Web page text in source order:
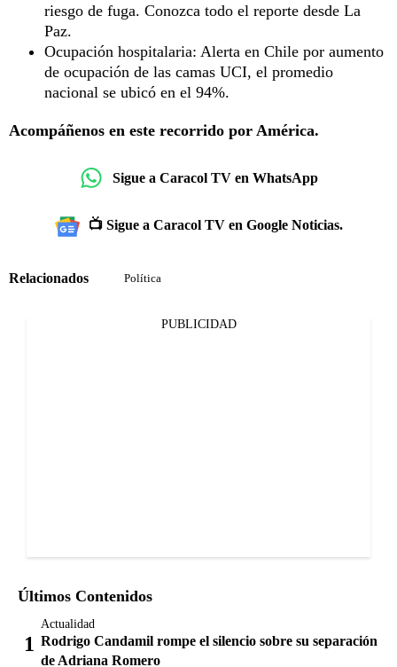
riesgo de fuga. Conozca todo el reporte desde La
Paz.
Ocupación hospitalaria: Alerta en Chile por aumento
de ocupación de las camas UCI, el promedio
nacional se ubicó en el 94%.
Acompáñenos en este recorrido por América.
Sigue a Caracol TV en WhatsApp
📺 Sigue a Caracol TV en Google Noticias.
Relacionados Política
PUBLICIDAD
Últimos Contenidos
Actualidad
Rodrigo Candamil rompe el silencio sobre su separación
de Adriana Romero